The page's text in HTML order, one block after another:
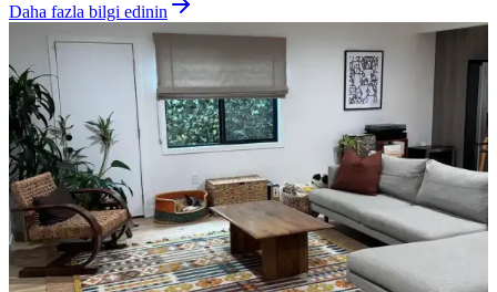
Daha fazla bilgi edinin